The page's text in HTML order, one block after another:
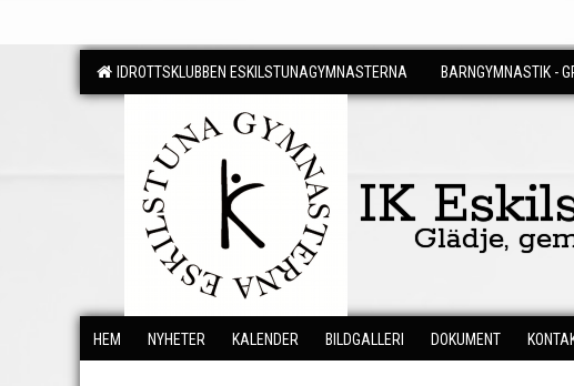
IDROTTSKLUBBEN ESKILSTUNAGYMNASTERNA BARNGYMNASTIK -
IKGlädje,
HEM NYHETER KALENDER BILDGALLERI DOKUMENT